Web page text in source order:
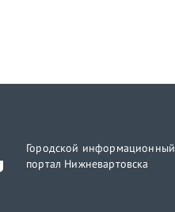
Городской информационный
портал Нижневартовска